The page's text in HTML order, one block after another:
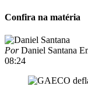
Confira na matéria
PorDaniel Santana
08:24